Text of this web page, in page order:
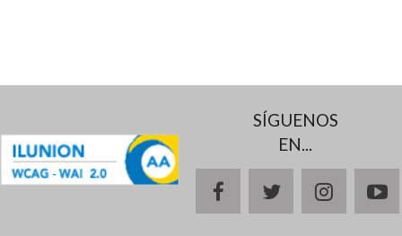
SÍGUENOS
EN...
facebooktwitter